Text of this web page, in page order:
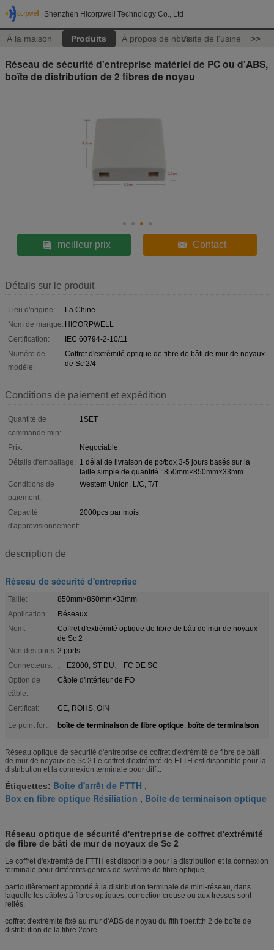
Shenzhen Hicorpwell Technology Co., Ltd
À la maison Produits À propos de nousVisite de l'usine >>
Réseau de sécurité d'entreprise matériel de PC ou d'ABS,
boîte de distribution de 2 fibres de noyau
meilleur prix Contact
Détails sur le produit
Lieu d'origine:
La Chine
Nom de marque: HICORPWELL
Certification:
IEC 60794-2-10/11
Numéro de
modèle:
Coffret d'extrémité optique de fibre de bâti de mur de noyaux
de Sc 2/4
Conditions de paiement et expédition
Quantité de
commande min:
1SET
Prix:
Négociable
Détails d'emballage: 1 délai de livraison de pc/box 3-5 jours basés sur la
taille simple de quantité : 850mm×850mm×33mm
Conditions de
paiement:
Western Union, L/C, T/T
Capacité
d'approvisionnement:
2000pcs par mois
description de
Réseau de sécurité d'entreprise
Taille:
850mm×850mm×33mm
Application:
Réseaux
Nom:
Coffret d'extrémité optique de fibre de bâti de mur de noyaux
de Sc 2
Non des ports: 2 ports
Connecteurs:
、 E2000, ST DU、 FC DE SC
Option de
câble:
Câble d'intérieur de FO
Certificat:
CE, ROHS, OIN
Le point fort:
boîte de terminaison de fibre optique, boîte de terminaison
Réseau optique de sécurité d'entreprise de coffret d'extrémité de fibre de bâti
de mur de noyaux de Sc 2 Le coffret d'extrémité de FTTH est disponible pour la
distribution et la connexion terminale pour diff...
Étiquettes: Boîte d'arrêt de FTTH ,
Box en fibre optique Résiliation , Boîte de terminaison optique
Réseau optique de sécurité d'entreprise de coffret d'extrémité
de fibre de bâti de mur de noyaux de Sc 2
Le coffret d'extrémité de FTTH est disponible pour la distribution et la connexion
terminale pour différents genres de système de fibre optique,
particulièrement approprié à la distribution terminale de mini-réseau, dans
laquelle les câbles à fibres optiques, correction creuse ou aux tresses sont
reliés.
coffret d'extrémité fixé au mur d'ABS de noyau du ftth fiber.ftth 2 de boîte de
distribution de la fibre 2core.